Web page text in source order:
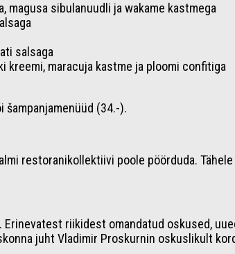
magusa sibulanuudli ja wakame kastmega
salsaga
kreemi, maracuja kastme ja ploomi confitiga
(34.-).
restoranikollektiivi poole pöörduda.
riikidest omandatud oskused,
juht Vladimir Proskurnin oskuslikult